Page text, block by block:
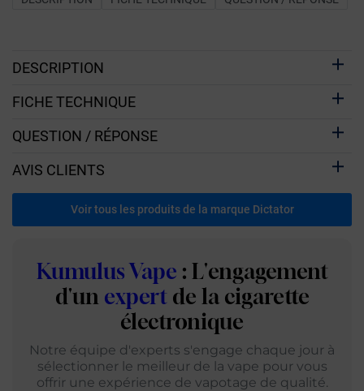
DESCRIPTION
FICHE TECHNIQUE
QUESTION / RÉPONSE
AVIS CLIENTS
Voir tous les produits de la marque Dictator
Kumulus Vape : L'engagement
d'un expert de la cigarette
électronique
Notre équipe d'experts s'engage chaque jour à
sélectionner le meilleur de la vape pour vous
offrir une expérience de vapotage de qualité.